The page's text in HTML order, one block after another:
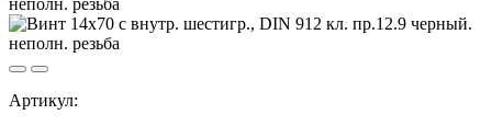
Артикул: